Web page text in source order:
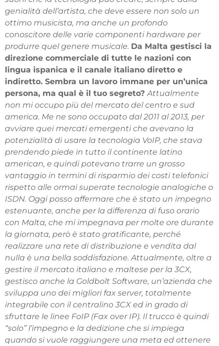
genialità dell’artista, che deve essere non solo un
ottimo musicista, ma anche un profondo
conoscitore delle varie componenti hardware per
produrre quel genere musicale. Da Malta gestisci la
direzione commerciale di tutte le nazioni con
lingua ispanica e il canale italiano diretto e
indiretto. Sembra un lavoro immane per un’unica
persona, ma qual è il tuo segreto? Attualmente
non mi occupo più del mercato del centro e sud
america. Me ne sono occupato dal 2011 al 2013, per
avviare quei mercati emergenti che avevano la
potenzialità di usare la tecnologia VoIP, che stava
prendendo piede in tutto il continente latino
american, e quindi potevano trarre un grosso
vantaggio in termini di risparmio dei costi telefonici
rispetto alle ormai superate tecnologie analogiche o
ISDN. Oggi posso affermare che è stato un impegno
estenuante, anche per la differenza di fuso orario
con Malta, che mi impegnava per molte ore durante
la giornata, però è stato gratificante, perché
realizzare una rete di distribuzione e vendita dal
nulla è una bella soddisfazione. Attualmente, oltre a
gestire il mercato italiano e maltese per la 3CX,
gestisco anche la Goldbolt Software, un’azienda che
sviluppa uno dei migliori fax server, totalmente
integrabile con il centralino 3CX ed in grado di
sfruttare le linee FoIP (Fax over IP). Il trucco è quindi
“solo” l’impegno e la dedizione che si impiega
quando si vuole raggiungere una meta ed ottenere